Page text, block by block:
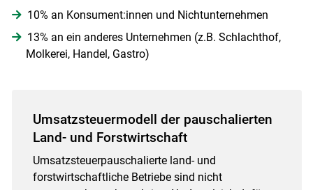
10% an Konsument:innen und Nichtunternehmen
13% an ein anderes Unternehmen (z.B. Schlachthof,
Molkerei, Handel, Gastro)
Umsatzsteuermodell der pauschalierten
Land- und Forstwirtschaft
Umsatzsteuerpauschalierte land- und
forstwirtschaftliche Betriebe sind nicht